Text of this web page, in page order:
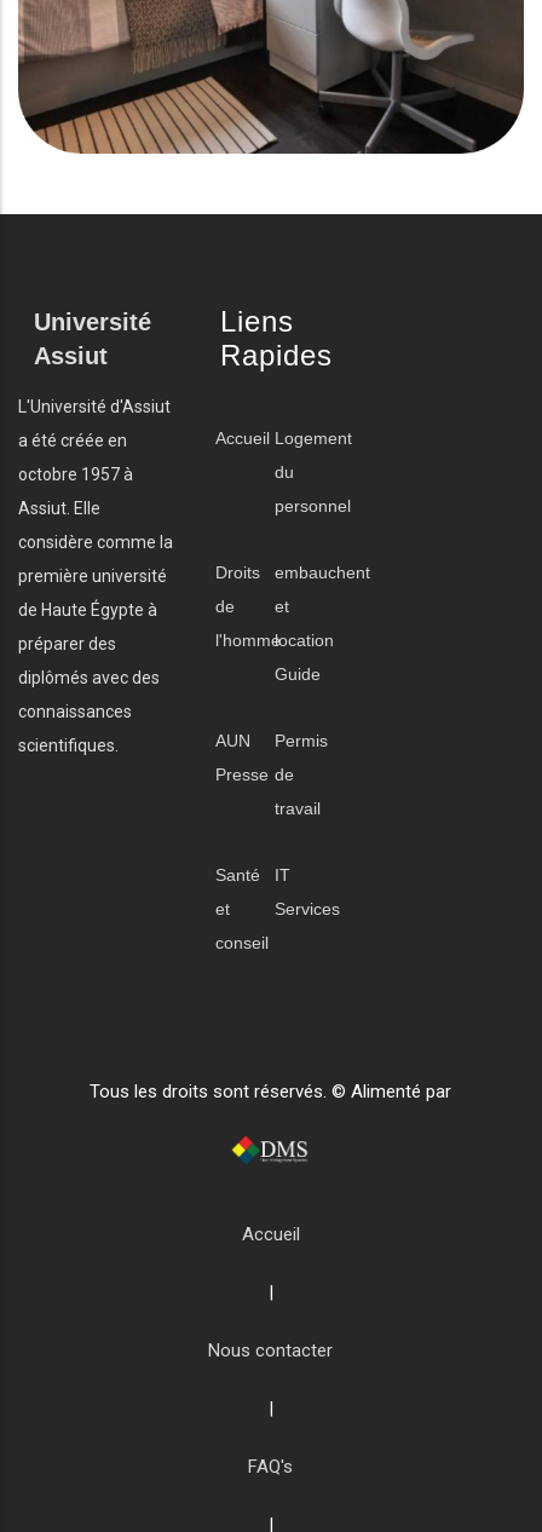
Université
Assiut
L'Université d'Assiut
a été créée en
octobre 1957 à
Assiut. Elle
considère comme la
première université
de Haute Égypte à
préparer des
diplômés avec des
connaissances
scientifiques.
Liens
Rapides
Accueil Logement
du
personnel
Droits
de
l'homme
embauchent
et
location
Guide
AUN
Presse
Permis
de
travail
Santé
et
conseil
IT
Services
Tous les droits sont réservés. © Alimenté par
Accueil
Nous contacter
FAQ's